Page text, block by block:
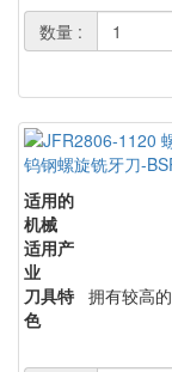
数量 :
钨钢螺旋铣牙刀-
适用的
机械
适用产
业
刀具特
色
拥有较高